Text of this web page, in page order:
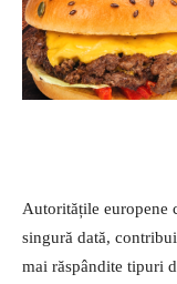
Autoritățile europene
singură dată,
mai răspândite tipuri